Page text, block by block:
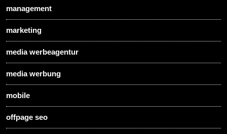
management
marketing
media werbeagentur
media werbung
mobile
offpage seo